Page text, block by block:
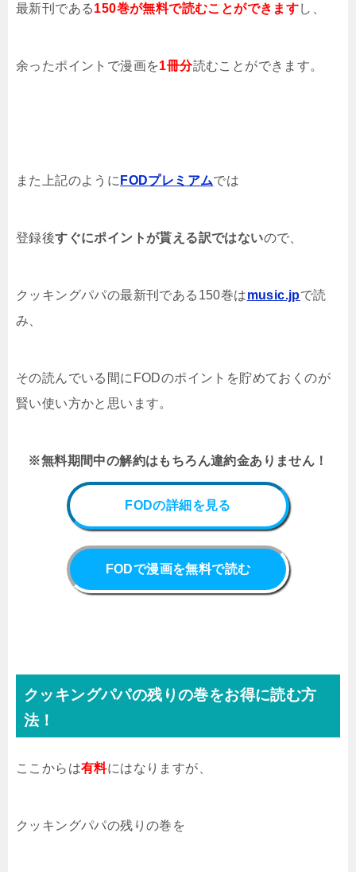
最新刊である150巻が無料で読むことができますし、
余ったポイントで漫画を1冊分読むことができます。
また上記のように FODプレミアムでは
登録後すぐにポイントが貰える訳ではないので、
クッキングパパの最新刊である150巻はmusic.jpで読
み、
その読んでいる間にFODのポイントを貯めておくのが
賢い使い方かと思います。
※無料期間中の解約はもちろん違約金ありません！
FODの詳細を見る
FODで漫画を無料で読む
クッキングパパの残りの巻をお得に読む方
法！
ここからは有料にはなりますが、
クッキングパパの残りの巻を